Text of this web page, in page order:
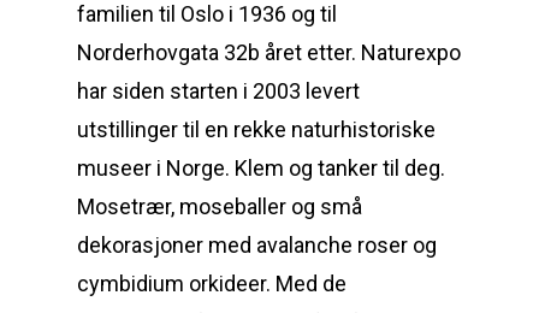
familien til Oslo i 1936 og til
Norderhovgata 32b året etter. Naturexpo
har siden starten i 2003 levert
utstillinger til en rekke naturhistoriske
museer i Norge. Klem og tanker til deg.
Mosetrær, moseballer og små
dekorasjoner med avalanche roser og
cymbidium orkideer. Med de